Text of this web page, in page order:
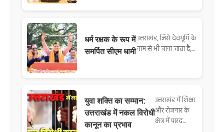
धर्म रक्षक के रूप में
समर्पित सीएम धामी
उत्तराखंड, जिसे देवभूमि के
नाम से भी जाना जाता है,...
युवा शक्ति का सम्मान:
उत्तराखंड में नकल विरोधी
कानून का प्रभाव
उत्तराखंड में शिक्षा
और रोजगार के
क्षेत्र में पारद...